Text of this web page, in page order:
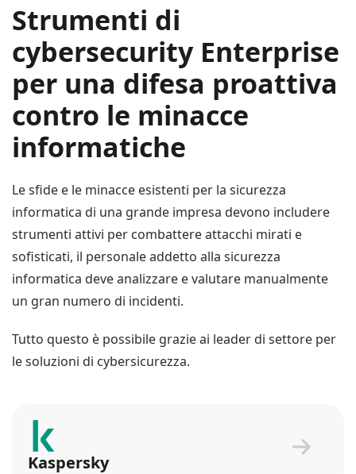
Strumenti di
cybersecurity Enterprise
per una difesa proattiva
contro le minacce
informatiche
Le sfide e le minacce esistenti per la sicurezza
informatica di una grande impresa devono includere
strumenti attivi per combattere attacchi mirati e
sofisticati, il personale addetto alla sicurezza
informatica deve analizzare e valutare manualmente
un gran numero di incidenti.
Tutto questo è possibile grazie ai leader di settore per
le soluzioni di cybersicurezza.
Kaspersky